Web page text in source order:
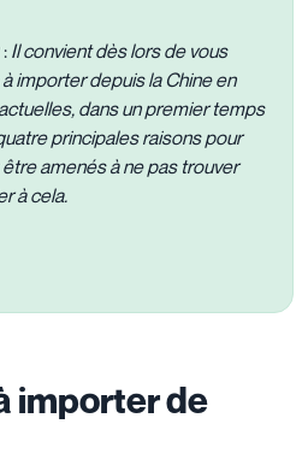
: Il convient dès lors de vous
importer depuis la Chine en
dans un premier temps
principales raisons pour
amenés à ne pas trouver
à cela.
importer de